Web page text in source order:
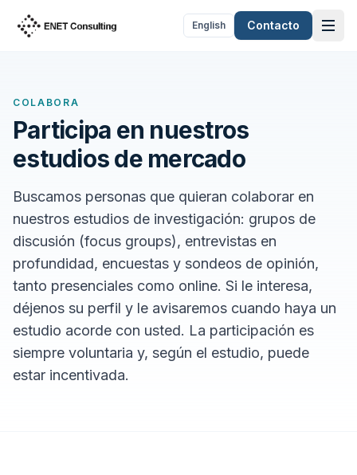
English Contacto
COLABORA
Participa en nuestros
estudios de mercado
Buscamos personas que quieran colaborar en
nuestros estudios de investigación: grupos de
discusión (focus groups), entrevistas en
profundidad, encuestas y sondeos de opinión,
tanto presenciales como online. Si le interesa,
déjenos su perfil y le avisaremos cuando haya un
estudio acorde con usted. La participación es
siempre voluntaria y, según el estudio, puede
estar incentivada.